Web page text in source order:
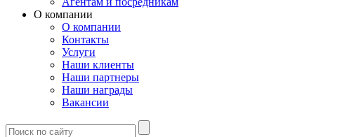
О компании
О компании
Контакты
Услуги
Наши клиенты
Наши партнеры
Наши награды
Вакансии